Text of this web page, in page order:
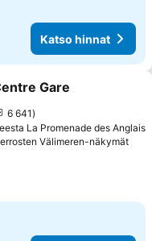
Katso hinnat
Gare
6 641
La Promenade des Anglais
Välimeren-näkymät